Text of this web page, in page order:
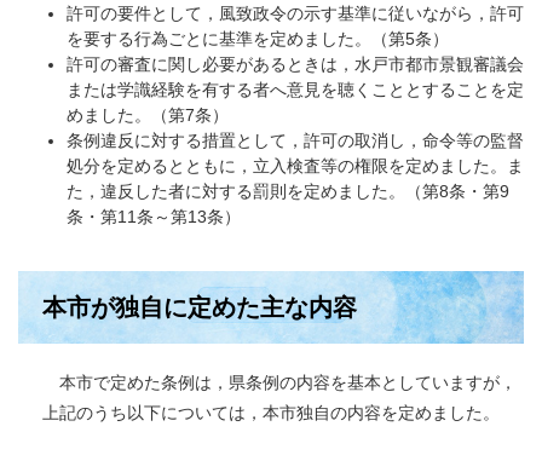
許可の要件として，風致政令の示す基準に従いながら，許可
を要する行為ごとに基準を定めました。（第5条）
許可の審査に関し必要があるときは，水戸市都市景観審議会
または学識経験を有する者へ意見を聴くこととすることを定
めました。（第7条）
条例違反に対する措置として，許可の取消し，命令等の監督
処分を定めるとともに，立入検査等の権限を定めました。ま
た，違反した者に対する罰則を定めました。（第8条・第9
条・第11条～第13条）
本市が独自に定めた主な内容
本市で定めた条例は，県条例の内容を基本としていますが，
上記のうち以下については，本市独自の内容を定めました。